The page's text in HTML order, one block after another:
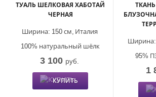
ТУАЛЬ ШЕЛКОВАЯ ХАБОТАЙ
ЧЕРНАЯ
Италия
Ширина: 150 см,
100% натуральный шёлк
3 100 руб.
КУПИТЬ
Ширина:
95%
1